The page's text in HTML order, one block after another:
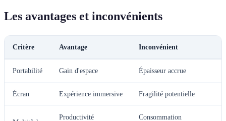
Les avantages et inconvénients
Critère Avantage Inconvénient
Portabilité Gain d'espace Épaisseur accrue
Écran Expérience immersive Fragilité potentielle
Productivité Consommation